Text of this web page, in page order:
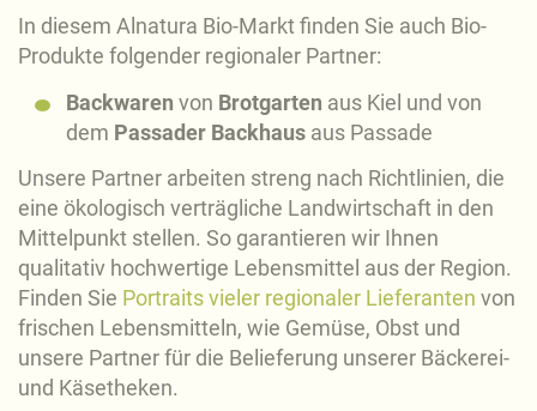
In diesem Alnatura Bio-Markt finden Sie auch Bio-
Produkte folgender regionaler Partner:
Backwaren von Brotgarten aus Kiel und von
dem Passader Backhaus aus Passade
Unsere Partner arbeiten streng nach Richtlinien, die
eine ökologisch verträgliche Landwirtschaft in den
Mittelpunkt stellen. So garantieren wir Ihnen
qualitativ hochwertige Lebensmittel aus der Region.
Finden Sie Portraits vieler regionaler Lieferanten von
frischen Lebensmitteln, wie Gemüse, Obst und
unsere Partner für die Belieferung unserer Bäckerei-
und Käsetheken.